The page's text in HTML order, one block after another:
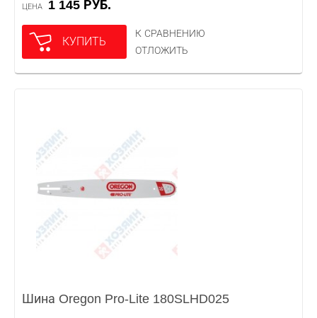
ЦЕНА 1 145 РУБ.
КУПИТЬ
К СРАВНЕНИЮ
ОТЛОЖИТЬ
Шина Oregon Pro-Lite 180SLHD025